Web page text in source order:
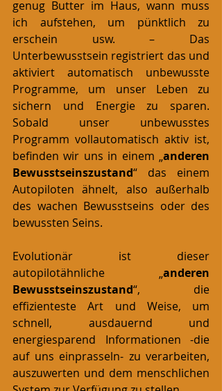
genug Butter im Haus, wann muss
ich aufstehen, um pünktlich zu
erschein usw. – Das
Unterbewusstsein registriert das und
aktiviert automatisch unbewusste
Programme, um unser Leben zu
sichern und Energie zu sparen.
Sobald unser unbewusstes
Programm vollautomatisch aktiv ist,
befinden wir uns in einem „anderen
Bewusstseinszustand“ das einem
Autopiloten ähnelt, also außerhalb
des wachen Bewusstseins oder des
bewussten Seins.
Evolutionär ist dieser
autopilotähnliche „anderen
Bewusstseinszustand“, die
effizienteste Art und Weise, um
schnell, ausdauernd und
energiesparend Informationen -die
auf uns einprasseln- zu verarbeiten,
auszuwerten und dem menschlichen